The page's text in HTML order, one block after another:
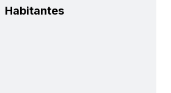
Habitantes